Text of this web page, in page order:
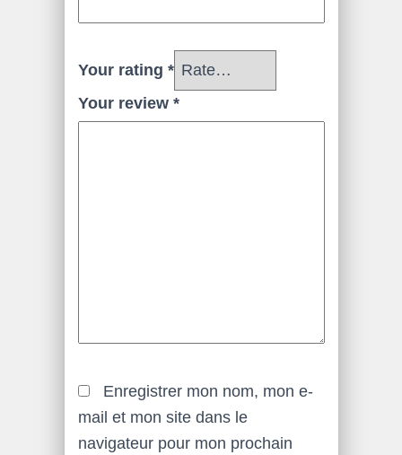
Your rating *
Your review *
Enregistrer mon nom, mon e-
mail et mon site dans le
navigateur pour mon prochain